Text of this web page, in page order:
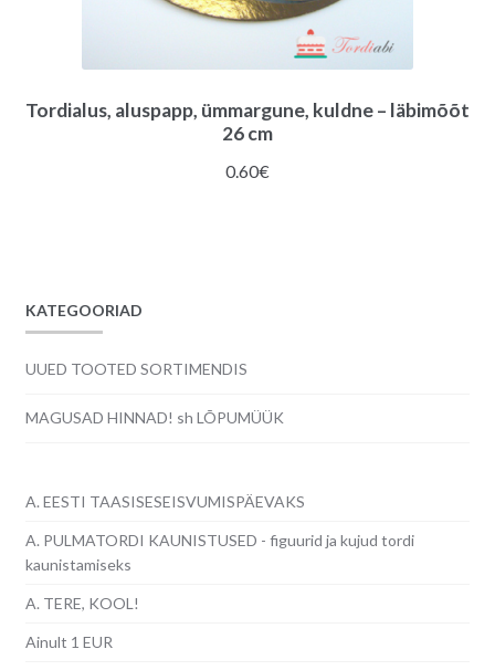
Tordialus, aluspapp, ümmargune, kuldne – läbimõõt
26 cm
0.60€
KATEGOORIAD
UUED TOOTED SORTIMENDIS
MAGUSAD HINNAD! sh LÕPUMÜÜK
A. EESTI TAASISESEISVUMISPÄEVAKS
A. PULMATORDI KAUNISTUSED - figuurid ja kujud tordi
kaunistamiseks
A. TERE, KOOL!
Ainult 1 EUR